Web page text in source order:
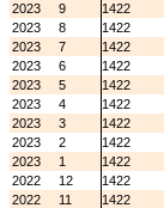
2023
9 1422
2023
8 1422
2023
7 1422
2023
6 1422
2023
5 1422
2023
4 1422
2023
3 1422
2023
2 1422
2023
1 1422
2022
12 1422
2022
11 1422